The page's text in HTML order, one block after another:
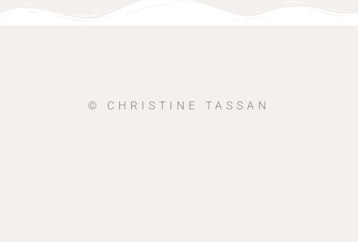
© CHRISTINE TASSAN